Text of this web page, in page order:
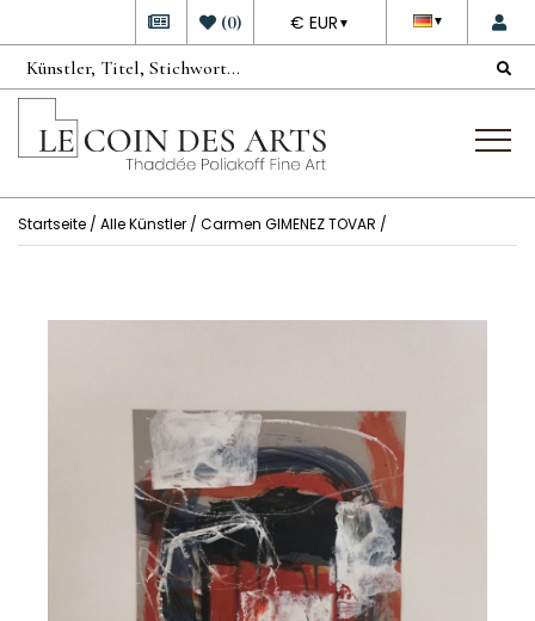
▼
DEVISE
€ EUR ▼
(0)
Startseite / Alle Künstler / Carmen GIMENEZ TOVAR /